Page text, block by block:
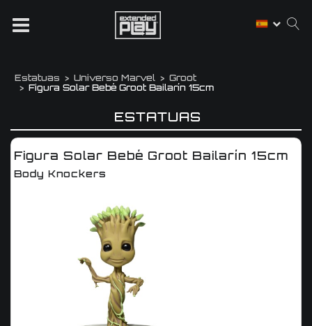
Estatuas Universo Marvel
Groot
Figura Solar Bebé Groot Bailarín 15cm
ESTATUAS
Figura Solar Bebé Groot Bailarín 15cm
Body Knockers